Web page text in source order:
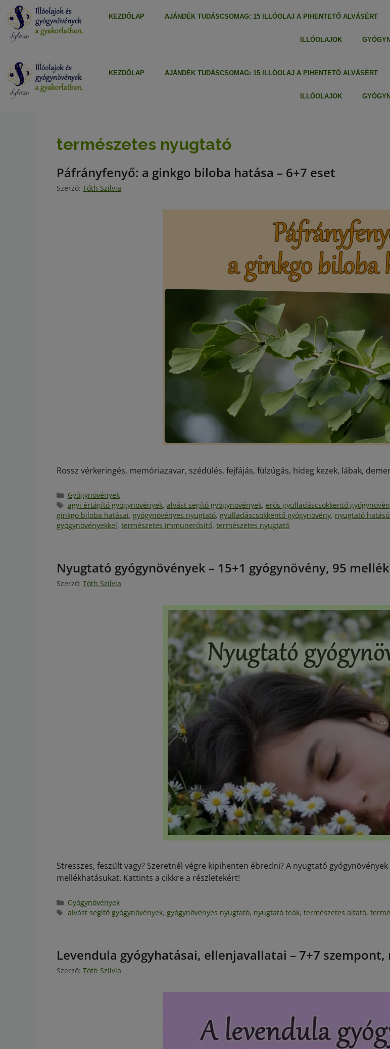
KEZDŐLAP AJÁNDÉK TUDÁSCSOMAG: 15 ILLÓOLAJ A PIHENTETŐ ALVÁSÉRT
ILLÓOLAJOK
KEZDŐLAP AJÁNDÉK TUDÁSCSOMAG: 15 ILLÓOLAJ A PIHENTETŐ ALVÁSÉRT
ILLÓOLAJOK
természetes nyugtató
Páfrányfenyő: a ginkgo biloba hatása – 6+7 eset
Szerző: Tóth Szilvia
Rossz vérkeringés, memóriazavar, szédülés, fejfájás, fülzúgás, hideg kezek, lábak,
Gyógynövények
agyi értágító gyógynövények, alvást segítő gyógynövények, erős gyulladáscsökkentő
ginkgo biloba hatásai, gyógynövényes nyugtató, gyulladáscsökkentő gyógynövény, nyugtató
gyógynövényekkel, természetes immunerősítő, természetes nyugtató
Nyugtató gyógynövények – 15+1 gyógynövény, 95
Szerző: Tóth Szilvia
Stresszes, feszült vagy? Szeretnél végre kipihenten ébredni? A nyugtató
mellékhatásukat. Kattints a cikkre a részletekért!
Gyógynövények
alvást segítő gyógynövények, gyógynövényes nyugtató, nyugtató teák, természetes altató,
Levendula gyógyhatásai, ellenjavallatai – 7+7
Szerző: Tóth Szilvia